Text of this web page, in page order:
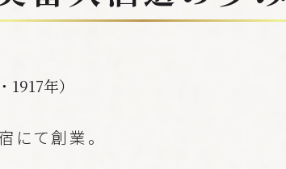
1917年）
にて創業。